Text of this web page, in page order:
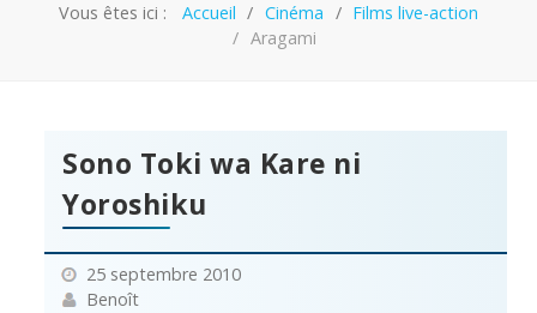
Vous êtes ici : Accueil Cinéma
Films live-action
Aragami
Sono Toki wa Kare ni
Yoroshiku
25 septembre 2010
Benoît